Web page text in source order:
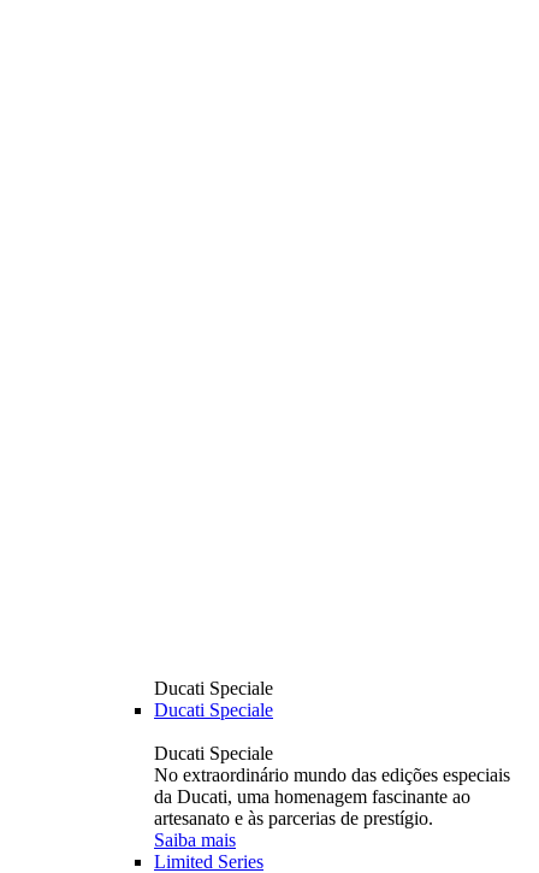
Ducati Speciale
Ducati Speciale
Ducati Speciale
No extraordinário mundo das edições especiais
da Ducati, uma homenagem fascinante ao
artesanato e às parcerias de prestígio.
Saiba mais
Limited Series